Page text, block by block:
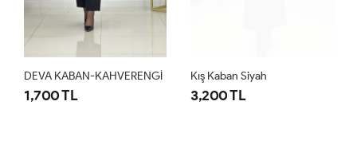
DEVA KABAN-KAHVERENGİ
1,700 TL
Kış Kaban Siyah
3,200 TL